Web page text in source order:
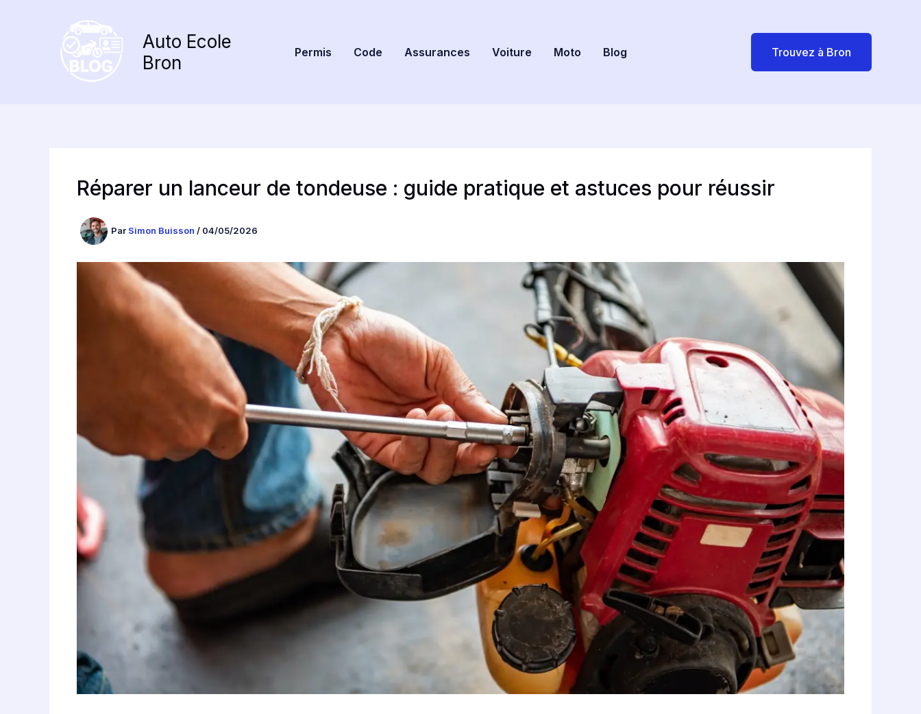
Auto Ecole
Bron
Permis Code Assurances Voiture Moto Blog Trouvez à Bron
Réparer un lanceur de tondeuse : guide pratique et astuces pour réussir
Par Simon Buisson / 04/05/2026